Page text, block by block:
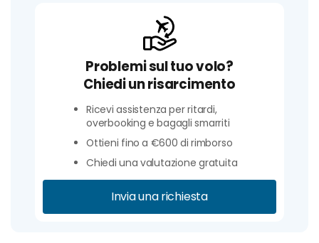
Problemi sul tuo volo?
Chiedi un risarcimento
Ricevi assistenza per ritardi,
overbooking e bagagli smarriti
Ottieni fino a €600 di rimborso
Chiedi una valutazione gratuita
Invia una richiesta